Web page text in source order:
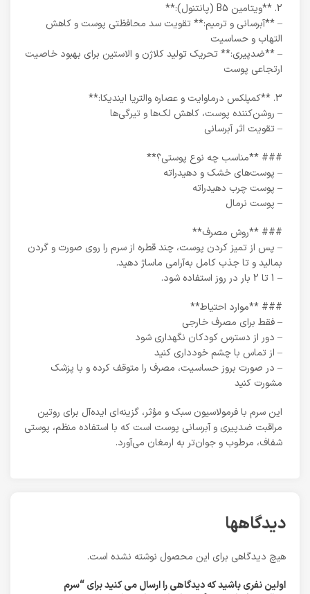
2. **ویتامین B5 (پانتنول):**
– **آبرسانی و ترمیم:** تقویت سد محافظتی پوست و کاهش
التهاب و حساسیت
– **ضدپیری:** تحریک تولید کلاژن و الاستین برای بهبود خاصیت
ارتجاعی پوست
3. **کمپلکس درماوایت و عصاره والتریا ایندیکا:**
– روشن‌کننده پوست، کاهش لک‌ها و تیرگی‌ها
– تقویت اثر آبرسانی
### **مناسب چه نوع پوستی؟**
– پوست‌های خشک و دهیدراته
– پوست چرب دهیدراته
– پوست نرمال
### **روش مصرف**
– پس از تمیز کردن پوست، چند قطره از سرم را روی صورت و گردن
بمالید و تا جذب کامل به‌آرامی ماساژ دهید.
– 1 تا 2 بار در روز استفاده شود.
### **موارد احتیاط**
– فقط برای مصرف خارجی
– دور از دسترس کودکان نگهداری شود
– از تماس با چشم خودداری کنید
– در صورت بروز حساسیت، مصرف را متوقف کرده و با پزشک
مشورت کنید
این سرم با فرمولاسیون سبک و مؤثر، گزینه‌ای ایده‌آل برای روتین
مراقبت ضدپیری و آبرسانی پوست است که با استفاده منظم، پوستی
شفاف، مرطوب و جوان‌تر به ارمغان می‌آورد.
دیدگاهها
هیچ دیدگاهی برای این محصول نوشته نشده است.
اولین نفری باشید که دیدگاهی را ارسال می کنید برای “سرم